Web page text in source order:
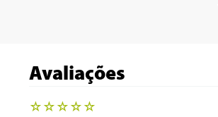
Avaliações
☆ ☆ ☆ ☆ ☆